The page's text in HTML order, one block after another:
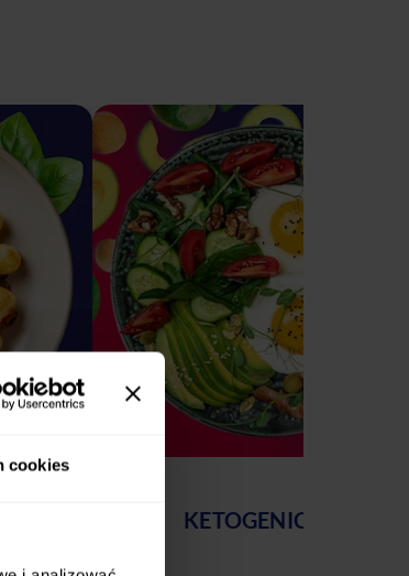
cookies
KETOGENICZNY